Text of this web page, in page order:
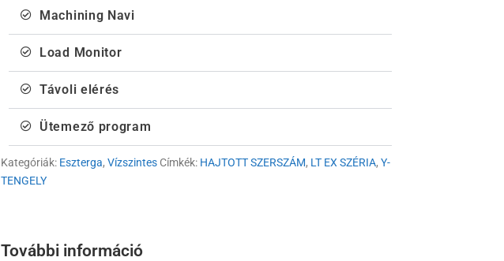
Machining Navi
Load Monitor
Távoli elérés
Ütemező program
Kategóriák: Eszterga, Vízszintes Címkék: HAJTOTT SZERSZÁM, LT EX SZÉRIA, Y-
TENGELY
További információ